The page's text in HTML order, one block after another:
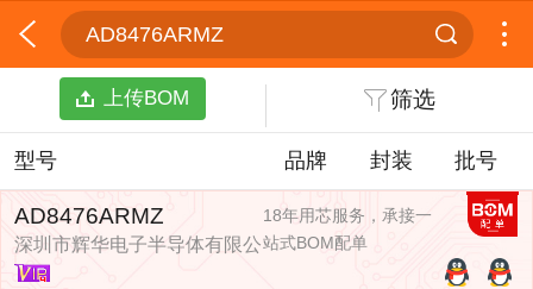
AD8476ARMZ
上传BOM 筛选
型号 品牌 封装 批号
AD8476ARMZ
深圳市辉华电子半导体有限公
司
18年用芯服务，承接一
站式BOM配单